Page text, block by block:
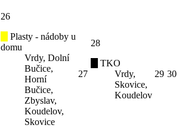
26
Plasty - nádoby u
domu
Vrdy, Dolní
Bučice,
Horní
Bučice,
Zbyslav,
Koudelov,
Skovice
27
28
TKO
Vrdy,
Skovice,
Koudelov
29 30